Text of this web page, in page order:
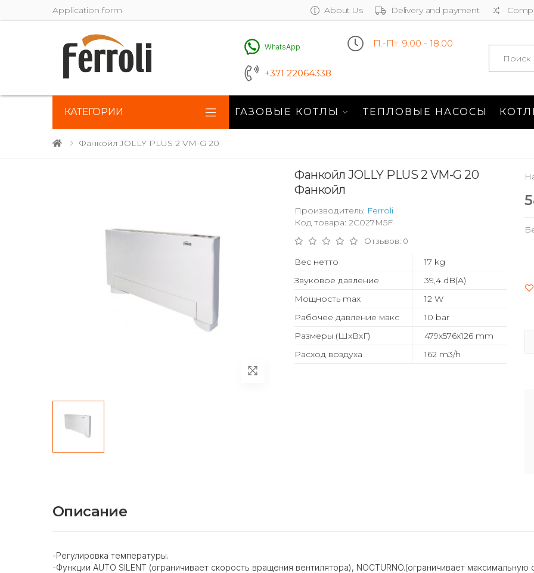
Application form About Us Delivery and payment
WhatsApp
+371 22064338
П.-Пт. 9.00 - 18.00 Search
КАТЕГОРИИ ГАЗОВЫЕ КОТЛЫ ТЕПЛОВЫЕ НАСОСЫ
Фанкойл JOLLY PLUS 2 VM-G 20
Фанкойл JOLLY PLUS 2 VM-G 20
Фанкойл
Производитель: Ferroli
Код товара: 2C027M5F
Отзывов: 0
Вес нетто
17 kg
Звуковое давление
39,4 dB(A)
Мощность max
12 W
Рабочее давление макс
10 bar
Размеры (ШхВхГ)
479x576x126 mm
Расход воздуха
162 m3/h
Описание
-Регулировка температуры.
-Функции AUTO SILENT (ограничивает скорость вращения вентилятора), NOCTURNO.(ограничивает